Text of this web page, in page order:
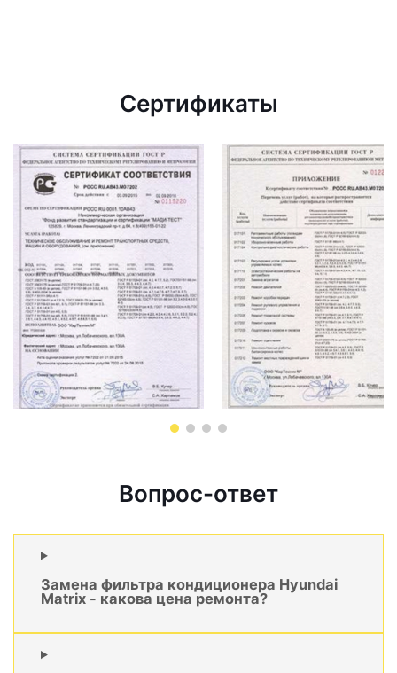
Сертификаты
Вопрос-ответ
Замена фильтра кондиционера Hyundai
Matrix - какова цена ремонта?